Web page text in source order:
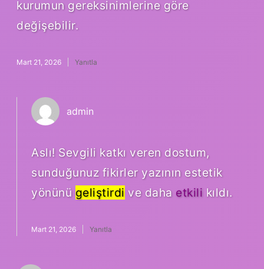
kurumun gereksinimlerine göre
değişebilir.
Mart 21, 2026 Yanıtla
admin
Aslı! Sevgili katkı veren dostum,
sunduğunuz fikirler yazının estetik
yönünü geliştirdi ve daha etkili kıldı.
Mart 21, 2026 Yanıtla